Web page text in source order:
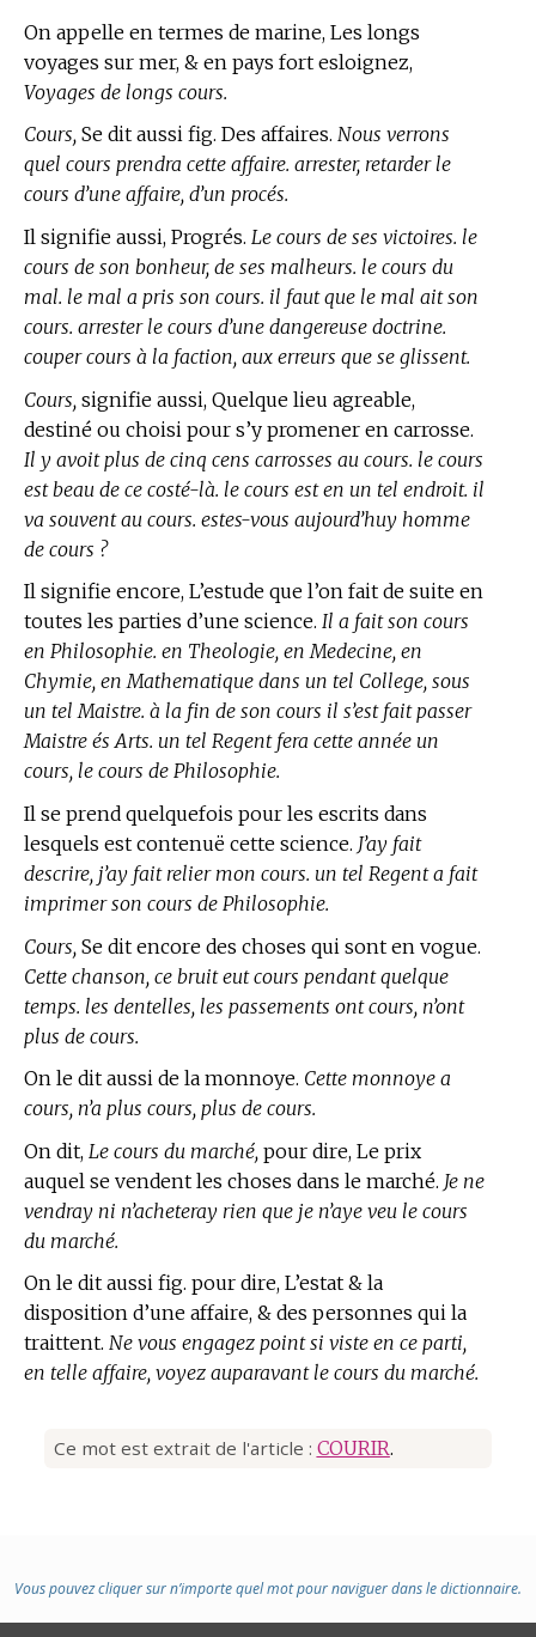
On appelle en termes de marine, Les longs
voyages sur mer, & en pays fort esloignez,
Voyages de longs cours.
Cours, Se dit aussi fig. Des affaires. Nous verrons
quel cours prendra cette affaire. arrester, retarder le
cours d’une affaire, d’un procés.
Il signifie aussi, Progrés. Le cours de ses victoires. le
cours de son bonheur, de ses malheurs. le cours du
mal. le mal a pris son cours. il faut que le mal ait son
cours. arrester le cours d’une dangereuse doctrine.
couper cours à la faction, aux erreurs que se glissent.
Cours, signifie aussi, Quelque lieu agreable,
destiné ou choisi pour s’y promener en carrosse.
Il y avoit plus de cinq cens carrosses au cours. le cours
est beau de ce costé-là. le cours est en un tel endroit. il
va souvent au cours. estes-vous aujourd’huy homme
de cours ?
Il signifie encore, L’estude que l’on fait de suite en
toutes les parties d’une science. Il a fait son cours
en Philosophie. en Theologie, en Medecine, en
Chymie, en Mathematique dans un tel College, sous
un tel Maistre. à la fin de son cours il s’est fait passer
Maistre és Arts. un tel Regent fera cette année un
cours, le cours de Philosophie.
Il se prend quelquefois pour les escrits dans
lesquels est contenuë cette science. J’ay fait
descrire, j’ay fait relier mon cours. un tel Regent a fait
imprimer son cours de Philosophie.
Cours, Se dit encore des choses qui sont en vogue.
Cette chanson, ce bruit eut cours pendant quelque
temps. les dentelles, les passements ont cours, n’ont
plus de cours.
On le dit aussi de la monnoye. Cette monnoye a
cours, n’a plus cours, plus de cours.
On dit, Le cours du marché, pour dire, Le prix
auquel se vendent les choses dans le marché. Je ne
vendray ni n’acheteray rien que je n’aye veu le cours
du marché.
On le dit aussi fig. pour dire, L’estat & la
disposition d’une affaire, & des personnes qui la
traittent. Ne vous engagez point si viste en ce parti,
en telle affaire, voyez auparavant le cours du marché.
Ce mot est extrait de l'article : COURIR.
Vous pouvez cliquer sur n’importe quel mot pour naviguer dans le dictionnaire.